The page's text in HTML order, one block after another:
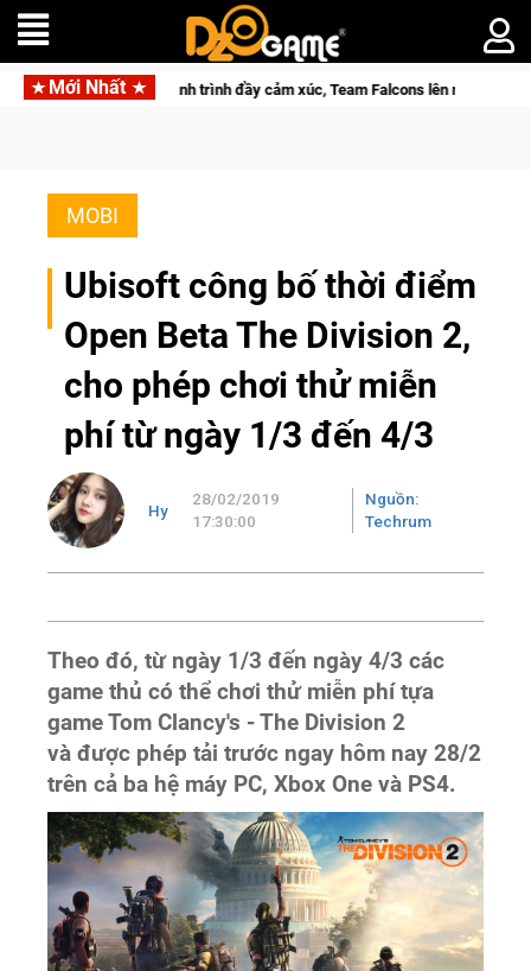
Mới Nhất
lại với hành trình đầy cảm xúc, Team Falcons lên ngôi vô địch
MOBI
Ubisoft công bố thời điểm
Open Beta The Division 2,
cho phép chơi thử miễn
phí từ ngày 1/3 đến 4/3
Hy
28/02/2019
17:30:00
Nguồn:
Techrum
Theo đó, từ ngày 1/3 đến ngày 4/3 các
game thủ có thể chơi thử miễn phí tựa
game Tom Clancy's - The Division 2
và được phép tải trước ngay hôm nay 28/2
trên cả ba hệ máy PC, Xbox One và PS4.